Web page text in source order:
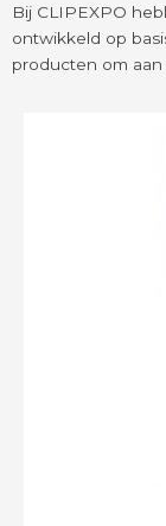
Bij CLIPEXPO
ontwikkeld op
producten om